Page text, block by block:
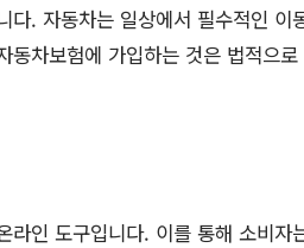
다. 자동차는 일상에서 필수적인 이
차보험에 가입하는 것은 법적으로
라인 도구입니다. 이를 통해 소비자